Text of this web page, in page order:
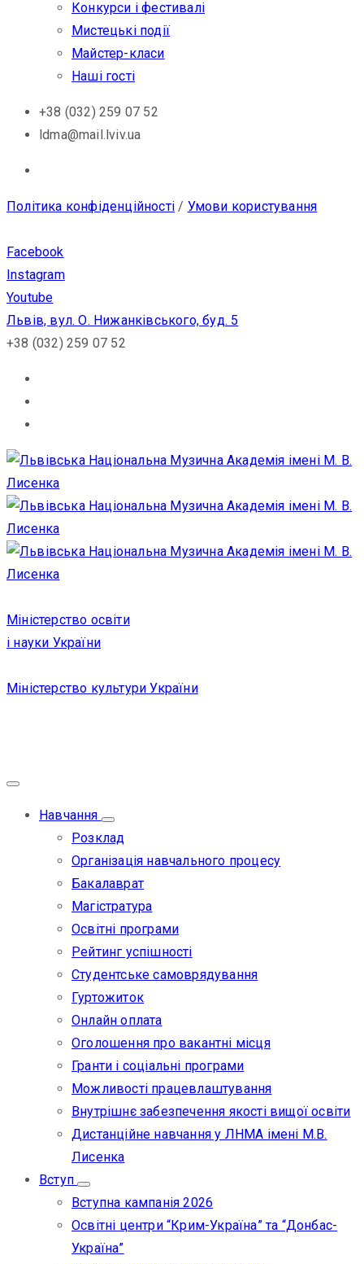
Конкурси і фестивалі
Мистецькі події
Майстер-класи
Наші гості
+38 (032) 259 07 52
ldma@mail.lviv.ua
Політика конфіденційності / Умови користування
Facebook
Instagram
Youtube
Львів, вул. О. Нижанківського, буд. 5
+38 (032) 259 07 52
Міністерство освіти
і науки України
Міністерство культури України
Навчання
Розклад
Організація навчального процесу
Бакалаврат
Магістратура
Освітні програми
Рейтинг успішності
Студентське самоврядування
Гуртожиток
Онлайн оплата
Оголошення про вакантні місця
Гранти і соціальні програми
Можливості працевлаштування
Внутрішнє забезпечення якості вищої освіти
Дистанційне навчання у ЛНМА імені М.В.
Лисенка
Вступ
Вступна кампанія 2026
Освітні центри “Крим-Україна” та “Донбас-
Україна”